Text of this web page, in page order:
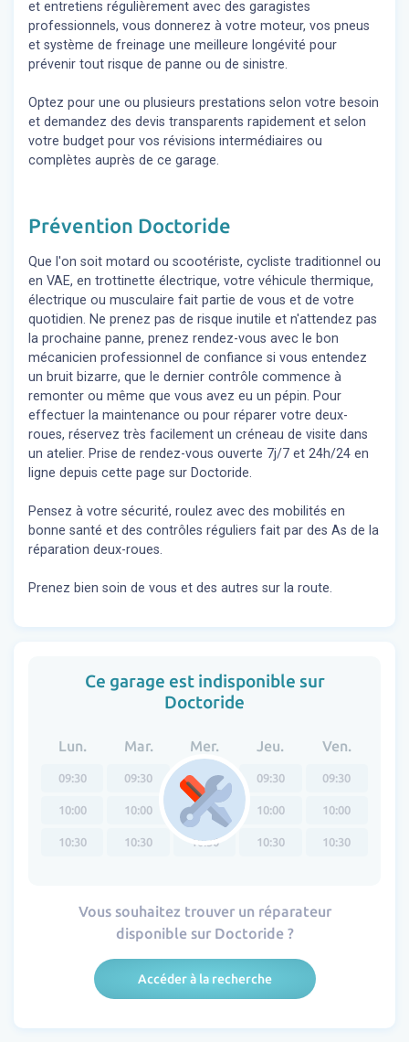
et entretiens régulièrement avec des garagistes
professionnels, vous donnerez à votre moteur, vos pneus
et système de freinage une meilleure longévité pour
prévenir tout risque de panne ou de sinistre.
Optez pour une ou plusieurs prestations selon votre besoin
et demandez des devis transparents rapidement et selon
votre budget pour vos révisions intermédiaires ou
complètes auprès de ce garage.
Prévention Doctoride
Que l'on soit motard ou scootériste, cycliste traditionnel ou
en VAE, en trottinette électrique, votre véhicule thermique,
électrique ou musculaire fait partie de vous et de votre
quotidien. Ne prenez pas de risque inutile et n'attendez pas
la prochaine panne, prenez rendez-vous avec le bon
mécanicien professionnel de confiance si vous entendez
un bruit bizarre, que le dernier contrôle commence à
remonter ou même que vous avez eu un pépin. Pour
effectuer la maintenance ou pour réparer votre deux-
roues, réservez très facilement un créneau de visite dans
un atelier. Prise de rendez-vous ouverte 7j/7 et 24h/24 en
ligne depuis cette page sur Doctoride.
Pensez à votre sécurité, roulez avec des mobilités en
bonne santé et des contrôles réguliers fait par des As de la
réparation deux-roues.
Prenez bien soin de vous et des autres sur la route.
Ce garage est indisponible sur
Doctoride
Lun.
09:30
10:00
10:30
Mar.
09:30
10:00
10:30
Mer.
09:30
10:00
10:30
Jeu.
09:30
10:00
10:30
Ven.
09:30
10:00
10:30
Vous souhaitez trouver un réparateur
disponible sur Doctoride ?
Accéder à la recherche